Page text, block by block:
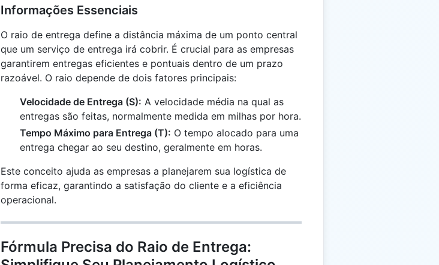
Informações Essenciais
O raio de entrega define a distância máxima de um ponto central
que um serviço de entrega irá cobrir. É crucial para as empresas
garantirem entregas eficientes e pontuais dentro de um prazo
razoável. O raio depende de dois fatores principais:
Velocidade de Entrega (S): A velocidade média na qual as
entregas são feitas, normalmente medida em milhas por hora.
Tempo Máximo para Entrega (T): O tempo alocado para uma
entrega chegar ao seu destino, geralmente em horas.
Este conceito ajuda as empresas a planejarem sua logística de
forma eficaz, garantindo a satisfação do cliente e a eficiência
operacional.
Fórmula Precisa do Raio de Entrega: